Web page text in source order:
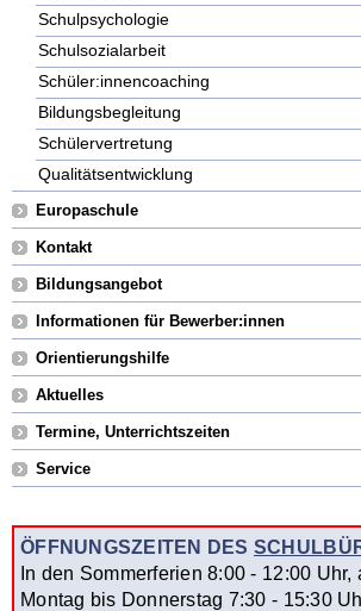
Schulpsychologie
Schulsozialarbeit
Schüler:innencoaching
Bildungsbegleitung
Schülervertretung
Qualitätsentwicklung
Europaschule
Kontakt
Bildungsangebot
Informationen für Bewerber:innen
Orientierungshilfe
Aktuelles
Termine, Unterrichtszeiten
Service
ÖFFNUNGSZEITEN DES
In den Sommerferien 8:00 - 12:00 Uhr,
Montag bis Donnerstag 7:30 - 15:30